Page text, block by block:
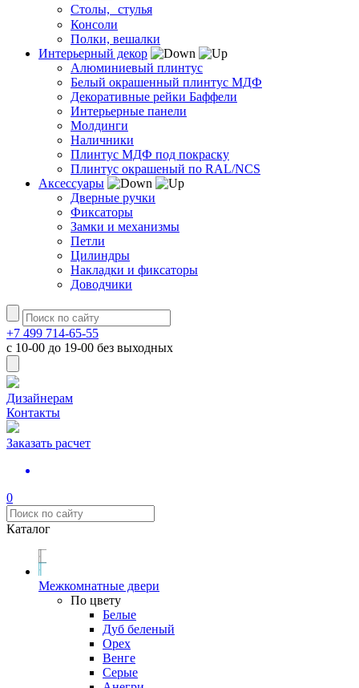
Столы, стулья
Консоли
Полки, вешалки
Интерьерный декор
Алюминиевый плинтус
Белый окрашенный плинтус МДФ
Декоративные рейки Баффели
Интерьерные панели
Молдинги
Наличники
Плинтус МДФ под покраску
Плинтус окрашеный по RAL/NCS
Аксессуары
Дверные ручки
Фиксаторы
Замки и механизмы
Петли
Цилиндры
Накладки и фиксаторы
Доводчики
+7 499 714-65-55
с 10-00 до 19-00 без выходных
Дизайнерам
Контакты
Заказать расчет
0
Каталог
Межкомнатные двери
По цвету
Белые
Дуб беленый
Орех
Венге
Серые